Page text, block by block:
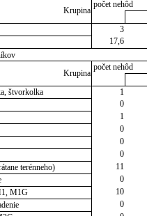
Krupina
počet nehôd
3
17,6
Krupina
počet nehôd
štvorkolka
1
0
1
0
0
0
terénneho)
11
0
M1G
10
0